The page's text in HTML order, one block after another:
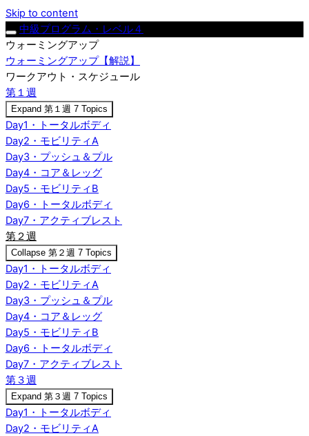
Skip to content
中級プログラム・レベル４
ウォーミングアップ
ウォーミングアップ【解説】
ワークアウト・スケジュール
第１週
Expand 第１週 7 Topics
Day1・トータルボディ
Day2・モビリティA
Day3・プッシュ＆プル
Day4・コア＆レッグ
Day5・モビリティB
Day6・トータルボディ
Day7・アクティブレスト
第２週
Collapse 第２週 7 Topics
Day1・トータルボディ
Day2・モビリティA
Day3・プッシュ＆プル
Day4・コア＆レッグ
Day5・モビリティB
Day6・トータルボディ
Day7・アクティブレスト
第３週
Expand 第３週 7 Topics
Day1・トータルボディ
Day2・モビリティA